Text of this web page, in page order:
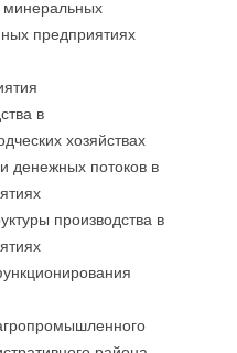
минеральных
предприятиях
в
хозяйствах
денежных потоков в
производства в